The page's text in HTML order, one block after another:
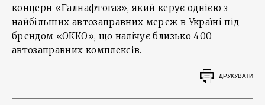
концерн «Галнафтогаз», який керує однією з
найбільших автозаправних мереж в Україні під
брендом «ОККО», що налічує близько 400
автозаправних комплексів.
ДРУКУВАТИ